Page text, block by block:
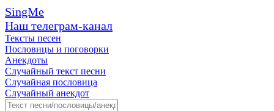
SingMe
Наш телеграм-канал
Тексты песен
Пословицы и поговорки
Анекдоты
Случайный текст песни
Случайная пословица
Случайный анекдот